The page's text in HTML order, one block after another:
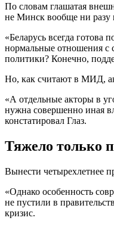
По словам глашатая
не Минск вообще ни разу
«Беларусь всегда
нормальные отношения с
политики? Конечно,
Но, как считают в МИД,
«А отдельные акторы в
нужна совершенно иная
констатировал Глаз.
Тяжело только
Вынести четырехлетнее
«Однако особенность
не пустили в
кризис.